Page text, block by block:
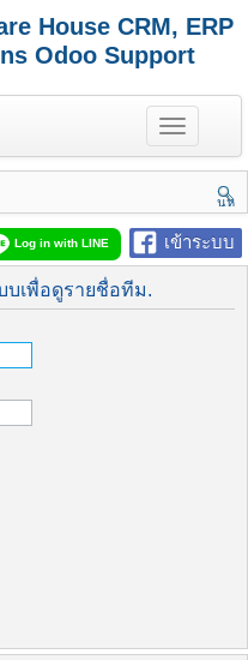
House CRM, ERP
Odoo Support
T
o
g
e
n
a
v
g
นห
า
เข้าระบบ
Log in with LINE
บเพื่อดูรายชื่อทีม.